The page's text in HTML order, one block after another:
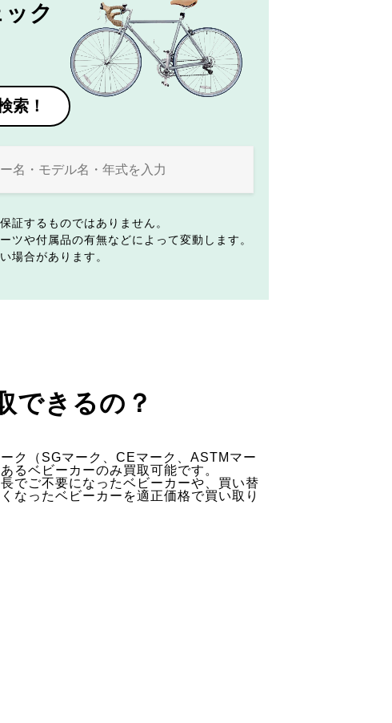
ク
索！
証するものではありません。
ツや付属品の有無などによって変動します。
場合があります。
できるの？
ク（SGマーク、CEマーク、ASTMマー
るベビーカーのみ買取可能です。
でご不要になったベビーカーや、買い替
なったベビーカーを適正価格で買い取り